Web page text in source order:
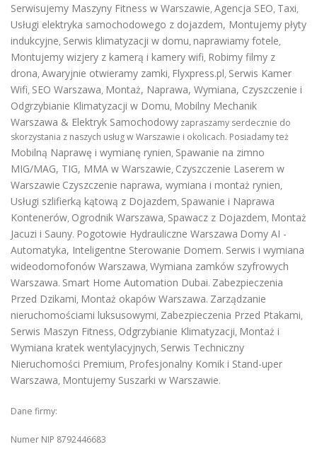
Serwisujemy Maszyny Fitness w Warszawie, Agencja SEO, Taxi,
Usługi elektryka samochodowego z dojazdem, Montujemy płyty
indukcyjne, Serwis klimatyzacji w domu, naprawiamy fotele,
Montujemy wizjery z kamerą i kamery wifi, Robimy filmy z
drona, Awaryjnie otwieramy zamki, Flyxpress.pl, Serwis Kamer
Wifi, SEO Warszawa, Montaż, Naprawa, Wymiana, Czyszczenie i
Odgrzybianie Klimatyzacji w Domu, Mobilny Mechanik
Warszawa & Elektryk Samochodowy zapraszamy serdecznie do
skorzystania z naszych usług w Warszawie i okolicach. Posiadamy też
Mobilną Naprawę i wymianę rynien, Spawanie na zimno
MIG/MAG, TIG, MMA w Warszawie, Czyszczenie Laserem w
Warszawie Czyszczenie naprawa, wymiana i montaż rynien,
Usługi szlifierką kątową z Dojazdem, Spawanie i Naprawa
Kontenerów, Ogrodnik Warszawa, Spawacz z Dojazdem, Montaż
Jacuzi i Sauny. Pogotowie Hydrauliczne Warszawa Domy AI -
Automatyka, Inteligentne Sterowanie Domem. Serwis i wymiana
wideodomofonów Warszawa, Wymiana zamków szyfrowych
Warszawa. Smart Home Automation Dubai. Zabezpieczenia
Przed Dzikami, Montaż okapów Warszawa. Zarządzanie
nieruchomościami luksusowymi, Zabezpieczenia Przed Ptakami,
Serwis Maszyn Fitness, Odgrzybianie Klimatyzacji, Montaż i
Wymiana kratek wentylacyjnych, Serwis Techniczny
Nieruchomości Premium, Profesjonalny Komik i Stand-uper
Warszawa, Montujemy Suszarki w Warszawie.
Dane firmy:
Numer NIP 8792446683